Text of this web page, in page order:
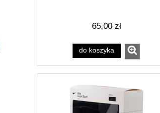
65,00 zł
do koszyka